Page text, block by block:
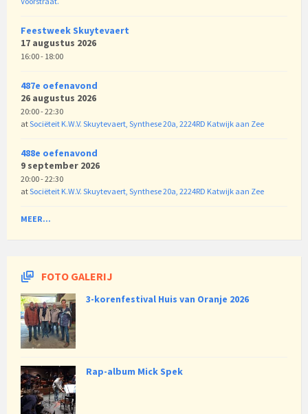
Feestweek Skuytevaert
17 augustus 2026
16:00 - 18:00
487e oefenavond
26 augustus 2026
20:00 - 22:30
atSociëteit K.W.V. Skuytevaert, Synthese 20a, 2224RD Katwijk aan Zee
488e oefenavond
9 september 2026
20:00 - 22:30
atSociëteit K.W.V. Skuytevaert, Synthese 20a, 2224RD Katwijk aan Zee
MEER...
FOTO GALERIJ
3-korenfestival Huis van Oranje 2026
Rap-album Mick Spek